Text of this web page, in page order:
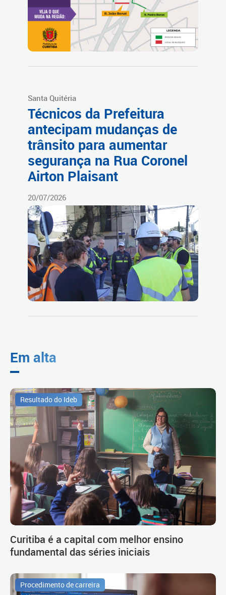
Santa Quitéria
Técnicos da Prefeitura
antecipam mudanças de
trânsito para aumentar
segurança na Rua Coronel
Airton Plaisant
20/07/2026
Em alta
Resultado do Ideb
Curitiba é a capital com melhor ensino
fundamental das séries iniciais
Procedimento de carreira